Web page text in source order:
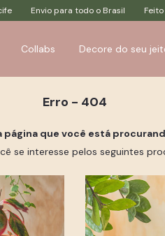
Envio para todo o Brasil Feito à
Collabs Decore do seu
Erro - 404
página que você está
se interesse pelos seguintes